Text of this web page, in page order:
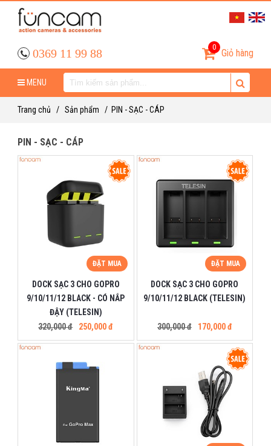
Giỏ hàng
0
0369 11 99 88
MENU
Trang chủ / Sản phẩm / PIN - SẠC - CÁP
PIN - SẠC - CÁP
ĐẶT MUA
DOCK SẠC 3 CHO GOPRO
9/10/11/12 BLACK - CÓ NẮP
ĐẬY (TELESIN)
320,000 đ
250,000 đ
ĐẶT MUA
DOCK SẠC 3 CHO GOPRO
9/10/11/12 BLACK (TELESIN)
300,000 đ 170,000 đ